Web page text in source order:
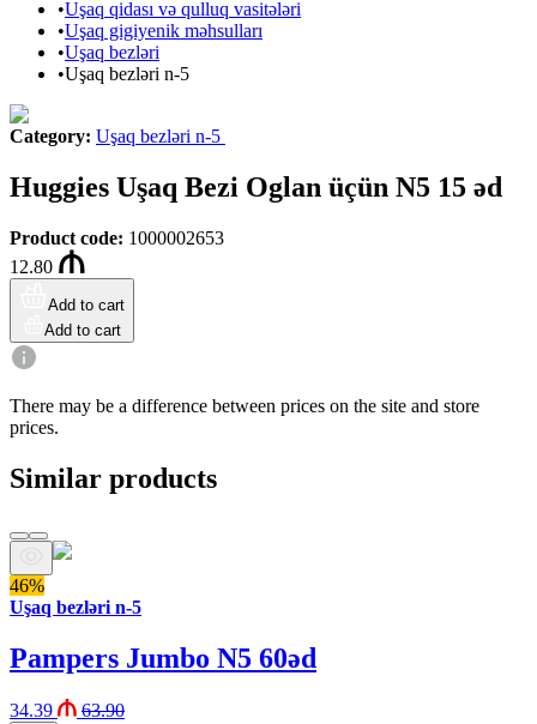
•Uşaq qidası və qulluq vasitələri
•Uşaq gigiyenik məhsulları
•Uşaq bezləri
•Uşaq bezləri n-5
Category: Uşaq bezləri n-5
Huggies Uşaq Bezi Oglan üçün N5 15 əd
Product code: 1000002653
12.80
Add to cart
Add to cart
There may be a difference between prices on the site and store
prices.
Similar products
46%
Uşaq bezləri n-5
Pampers Jumbo N5 60əd
34.39 63.90